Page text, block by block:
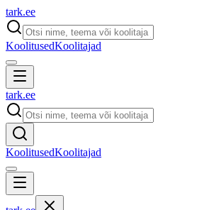
tark.ee
KoolitusedKoolitajad
tark.ee
KoolitusedKoolitajad